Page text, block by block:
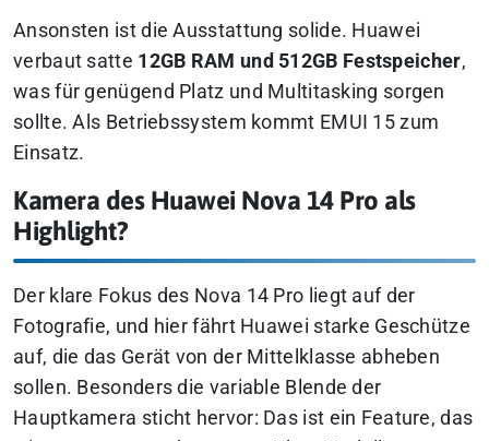
Ansonsten ist die Ausstattung solide. Huawei
verbaut satte 12GB RAM und 512GB Festspeicher,
was für genügend Platz und Multitasking sorgen
sollte. Als Betriebssystem kommt EMUI 15 zum
Einsatz.
Kamera des Huawei Nova 14 Pro als
Highlight?
Der klare Fokus des Nova 14 Pro liegt auf der
Fotografie, und hier fährt Huawei starke Geschütze
auf, die das Gerät von der Mittelklasse abheben
sollen. Besonders die variable Blende der
Hauptkamera sticht hervor: Das ist ein Feature, das